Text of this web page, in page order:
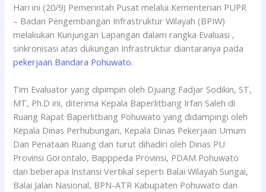
Hari ini (20/9) Pemerintah Pusat melalui Kementerian PUPR
– Badan Pengembangan Infrastruktur Wilayah (BPIW)
melakukan Kunjungan Lapangan dalam rangka Evaluasi ,
sinkronisasi atas dukungan Infrastruktur diantaranya pada
pekerjaan Bandara Pohuwato.
Tim Evaluator yang dipimpin oleh Djuang Fadjar Sodikin, ST,
MT, Ph.D ini, diterima Kepala Baperlitbang Irfan Saleh di
Ruang Rapat Baperlitbang Pohuwato yang didampingi oleh
Kepala Dinas Perhubungan, Kepala Dinas Pekerjaan Umum
Dan Penataan Ruang dan turut dihadiri oleh Dinas PU
Provinsi Gorontalo, Bapppeda Provinsi, PDAM Pohuwato
dan beberapa Instansi Vertikal seperti Balai Wilayah Sungai,
Balai Jalan Nasional, BPN-ATR Kabupaten Pohuwato dan